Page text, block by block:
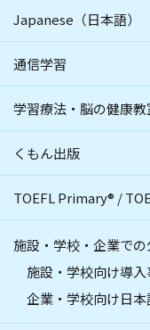
Japanese（日本語）
通信学習
学習療法・脳の健康
くもん出版
TOEFL Primary® /
施設・学校・企業で
施設・学校向け導入
企業・学校向け日本